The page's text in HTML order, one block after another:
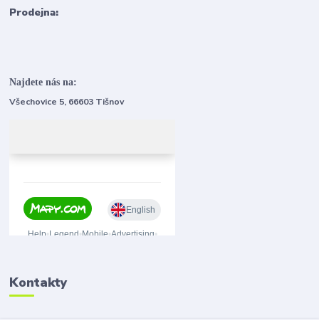
Prodejna:
Najdete nás na:
Všechovice 5, 66603 Tišnov
Kontakty